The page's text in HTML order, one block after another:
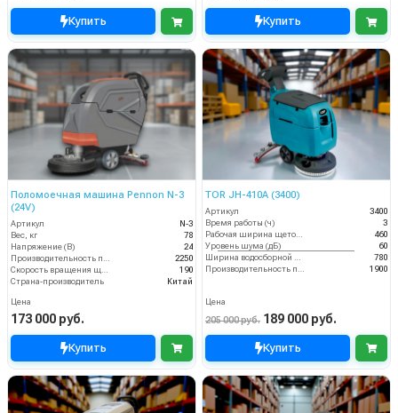
Купить Купить
Поломоечная машина Pennon N-3
(24V)
Артикул
N-3
Вес, кг
78
Напряжение (В)
24
2250
190
Страна-производитель
Китай
Цена
173 000 руб.
Купить
TOR JH-410A (3400)
Артикул
3400
Время работы (ч)
3
460
Уровень шума (дБ)
60
780
1900
Цена
205 000 руб. 189 000 руб.
Купить